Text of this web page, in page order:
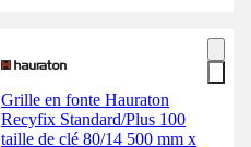
Grille en fonte Hauraton
Recyfix Standard/Plus 100
taille de clé 80/14 500 mm x